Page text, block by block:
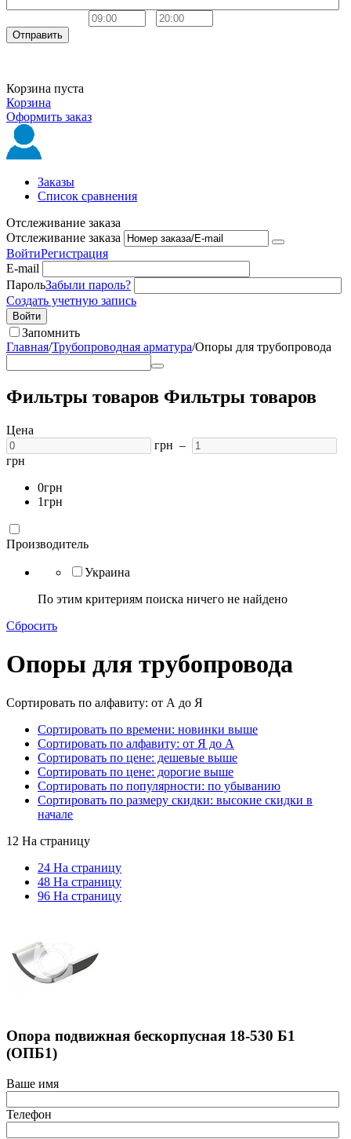
Отправить
Корзина пуста
Корзина
Оформить заказ
Заказы
Список сравнения
Отслеживание заказа
Отслеживание заказа
ВойтиРегистрация
E-mail
ПарольЗабыли пароль?
Создать учетную запись
Войти
Запомнить
Главная/Трубопроводная арматура/Опоры для трубопровода
Фильтры товаров Фильтры товаров
Цена
грн –
грн
0грн
1грн
Производитель
Украина
По этим критериям поиска ничего не найдено
Сбросить
Опоры для трубопровода
Сортировать по алфавиту: от А до Я
Сортировать по времени: новинки выше
Сортировать по алфавиту: от Я до А
Сортировать по цене: дешевые выше
Сортировать по цене: дорогие выше
Сортировать по популярности: по убыванию
Сортировать по размеру скидки: высокие скидки в
начале
12 На страницу
24 На страницу
48 На страницу
96 На страницу
Опора подвижная бескорпусная 18-530 Б1
(ОПБ1)
Ваше имя
Телефон